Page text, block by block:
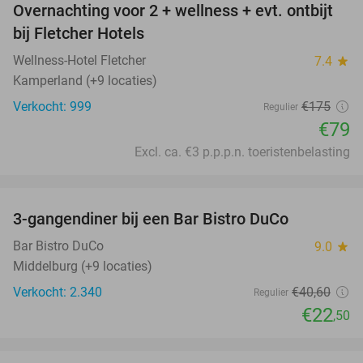
55%
Overnachting voor 2 + wellness + evt. ontbijt
bij Fletcher Hotels
Wellness-Hotel Fletcher 7.4 star
Kamperland (+9 locaties)
Verkocht: 999
Regulier €175
€79
Excl. ca. €3 p.p.p.n. toeristenbelasting
3-gangendiner bij een Bar Bistro DuCo
Bar Bistro DuCo 9.0 star
Middelburg (+9 locaties)
Verkocht: 2.340
Regulier €40,60
€22,50